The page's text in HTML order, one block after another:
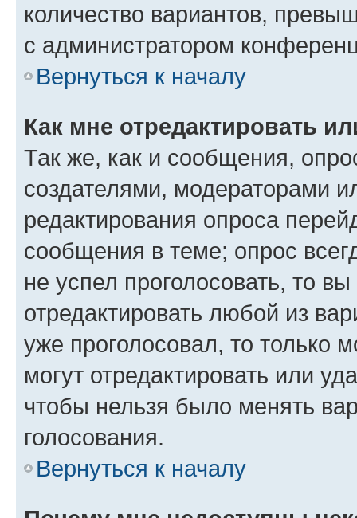
количество вариантов,
с администратором
Вернуться к началу
Как мне отредактировать
Так же, как и сообщения,
создателями, модераторами
редактирования опроса
сообщения в теме; опрос
не успел проголосовать, то
отредактировать любой из
уже проголосовал, то только
могут отредактировать или
чтобы нельзя было менять
голосования.
Вернуться к началу